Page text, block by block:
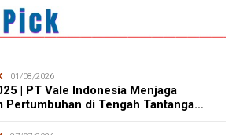
01/08/2026
| PT Vale Indonesia Menjaga
Pertumbuhan di Tengah Tantanga…